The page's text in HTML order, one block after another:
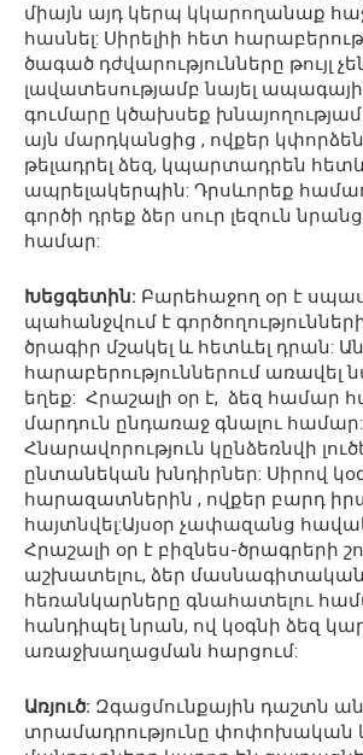
միայն այդ կերպ կկարողանաք
հասնել: Սիրելիի հետ
ծագած դժվարությունները թույլ
լավատեսությամբ նայել
գումարը կծախսեք
այն մարդկանցից , ովքեր
թելադրել ձեզ, կպարտադրեն
ապրելակերպին: Դրսևորեք
գործի դրեք ձեր սուր լեզուն
համար:
Խեցգետին: Բարեհաջող օր է
պահանջվում է
ծրագիր մշակել և հետևել դրան:
հարաբերություններում առավել
եղեք: Հրաշալի օր է, ձեզ համար
մարդուն ընդառաջ գնալու համար:
Հնարավորություն կընձեռնվի
ընտանեկան խնդիրներ: Սիրով
հարազատներին , ովքեր բարդ
հայտնվել:Այսօր չափազանց
Հրաշալի օր է բիզնես-ծրագրերի
աշխատելու, ձեր մասնագիտական
հեռանկարները գնահատելու
հանդիպել նրան, ով կօգնի ձեզ
առաջխաղացման հարցում:
Առյուծ: Զգացմունքային դաշտն
տրամադրությունը փոփոխական